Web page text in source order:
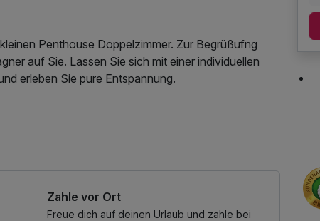
Penthouse Doppelzimmer. Zur Begrüßufng
auf Sie. Lassen Sie sich mit einer individuellen
erleben Sie pure Entspannung.
Nutzung des Fitnessbereichs, Nutzung
Zahle vor Ort
Freue dich auf deinen Urlaub und zahle bei